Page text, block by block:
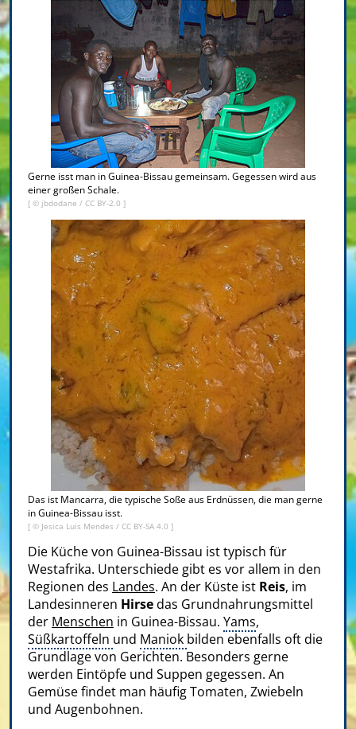
Gerne isst man in Guinea-Bissau gemeinsam. Gegessen wird aus
einer großen Schale.
[ © jbdodane / CC BY-2.0 ]
Das ist Mancarra, die typische Soße aus Erdnüssen, die man gerne
in Guinea-Bissau isst.
[ © Jesica Luis Mendes / CC BY-SA 4.0 ]
Die Küche von Guinea-Bissau ist typisch für
Westafrika. Unterschiede gibt es vor allem in den
Regionen des Landes. An der Küste ist Reis, im
Landesinneren Hirsedas Grundnahrungsmittel
der Menschen in Guinea-Bissau. Yams,
Süßkartoffeln und Maniok bilden ebenfalls oft die
Grundlage von Gerichten. Besonders gerne
werden Eintöpfe und Suppen gegessen. An
Gemüse findet man häufig Tomaten, Zwiebeln
und Augenbohnen.